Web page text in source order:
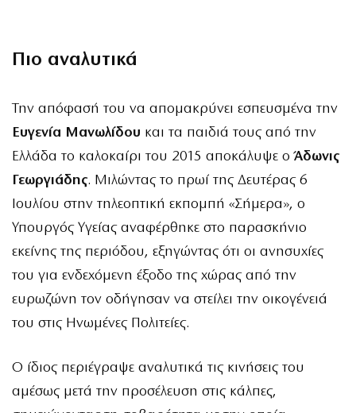
Πιο αναλυτικά
Την απόφασή του να απομακρύνει εσπευσμένα την
Ευγενία Μανωλίδου και τα παιδιά τους από την
Ελλάδα το καλοκαίρι του 2015 αποκάλυψε οΆδωνις
Γεωργιάδης. Μιλώντας το πρωί της Δευτέρας 6
Ιουλίου στην τηλεοπτική εκπομπή «Σήμερα», ο
Υπουργός Υγείας αναφέρθηκε στο παρασκήνιο
εκείνης της περιόδου, εξηγώντας ότι οι ανησυχίες
του για ενδεχόμενη έξοδο της χώρας από την
ευρωζώνη τον οδήγησαν να στείλει την οικογένειά
του στις Ηνωμένες Πολιτείες.
Ο ίδιος περιέγραψε αναλυτικά τις κινήσεις του
αμέσως μετά την προσέλευση στις κάλπες,